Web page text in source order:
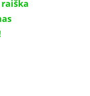
raiška